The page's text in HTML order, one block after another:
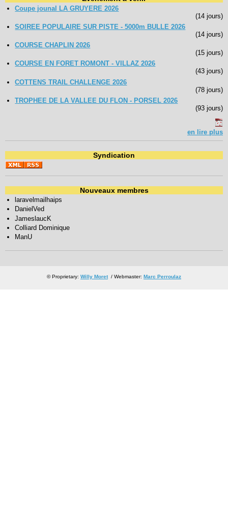
Coupe jounal LA GRUYERE 2026
(14 jours)
SOIREE POPULAIRE SUR PISTE - 5000m BULLE 2026
(14 jours)
COURSE CHAPLIN 2026
(15 jours)
COURSE EN FORET ROMONT - VILLAZ 2026
(43 jours)
COTTENS TRAIL CHALLENGE 2026
(78 jours)
TROPHEE DE LA VALLEE DU FLON - PORSEL 2026
(93 jours)
en lire plus
Syndication
Nouveaux membres
laravelmailhaips
DanielVed
JameslaucK
Colliard Dominique
ManU
© Proprietary: Willy Moret/ Webmaster: Marc Perroulaz